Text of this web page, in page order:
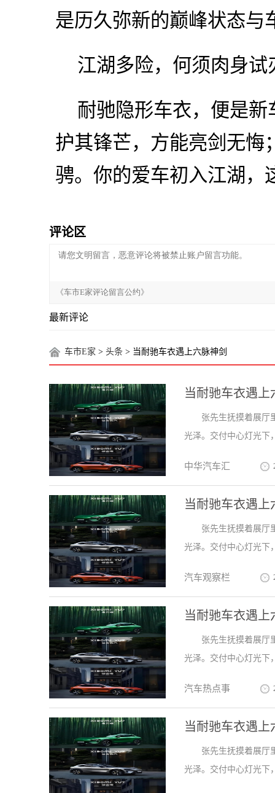
是历久弥新的巅峰状态与
江湖多险，何须肉身试
耐驰隐形车衣，便是
护其锋芒，方能亮剑无悔
骋。你的爱车初入江湖，
评论区
最新评论
车市E家 > 头条 > 当耐驰车衣遇上六脉神剑
当耐驰车衣遇上
张先生抚摸着展厅
光泽。交付中心灯光下
中华汽车汇
当耐驰车衣遇上
张先生抚摸着展厅
光泽。交付中心灯光下
汽车观察栏
当耐驰车衣遇上
张先生抚摸着展厅
光泽。交付中心灯光下
汽车热点事
当耐驰车衣遇上
张先生抚摸着展厅
光泽。交付中心灯光下